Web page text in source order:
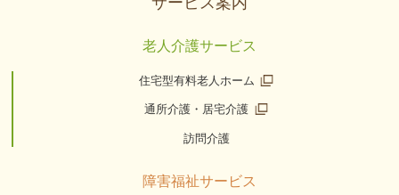
老人介護サービス
住宅型有料老人ホーム
通所介護・居宅介護
訪問介護
障害福祉サービス